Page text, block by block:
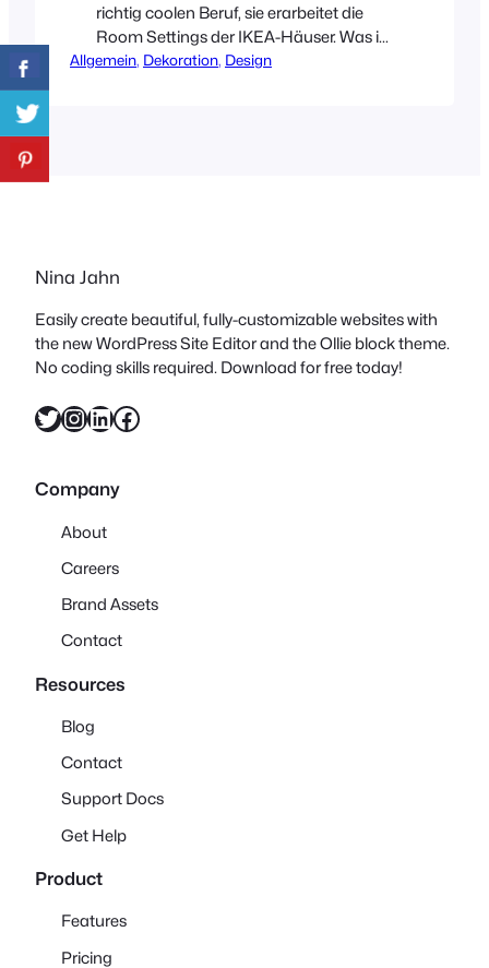
richtig coolen Beruf, sie erarbeitet die
Room Settings der IKEA-Häuser. Was ist
das denn für ein Traumjob? Den ganzen
Allgemein, Dekoration, Design
Nina Jahn
Easily create beautiful, fully-customizable websites with
the new WordPress Site Editor and the Ollie block theme.
No coding skills required. Download for free today!
Twitter InstagramLinkedIn Facebook
Company
About
Careers
Brand Assets
Contact
Resources
Blog
Contact
Support Docs
Get Help
Product
Features
Pricing